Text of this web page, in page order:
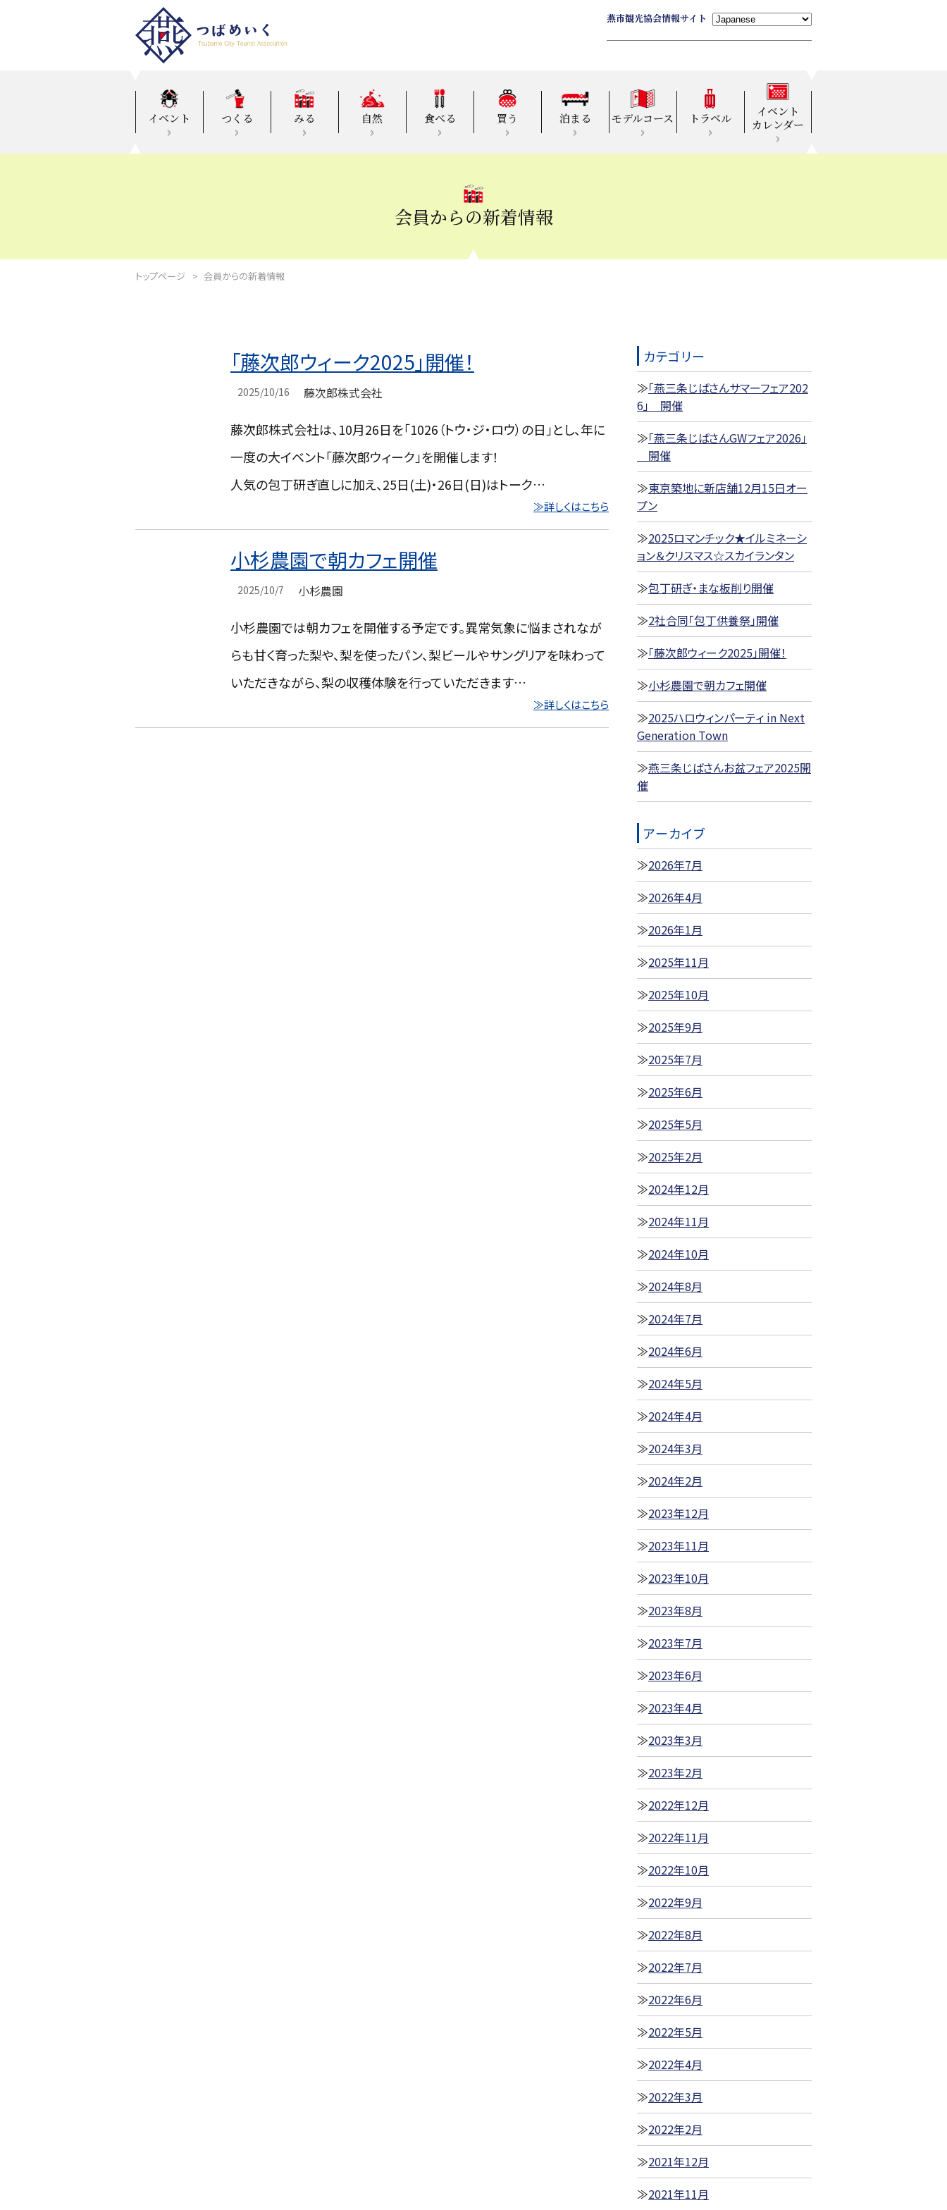
燕市観光協会情報サイト
イベント つくる みる 自然 食べる 買う 泊まる モデルコース トラベル
イベント
カレンダー
会員からの新着情報
トップページ 会員からの新着情報
「藤次郎ウィーク2025」開催！
2025/10/16 藤次郎株式会社
藤次郎株式会社は、10月26日を「1026（トウ・ジ・ロウ）の日」とし、年に
一度の大イベント「藤次郎ウィーク」を開催します！
人気の包丁研ぎ直しに加え、25日(土)・26日(日)はトーク…
≫詳しくはこちら
小杉農園で朝カフェ開催
2025/10/7 小杉農園
小杉農園では朝カフェを開催する予定です。異常気象に悩まされなが
らも甘く育った梨や、梨を使ったパン、梨ビールやサングリアを味わって
いただきながら、梨の収穫体験を行っていただきます…
≫詳しくはこちら
カテゴリー
「燕三条じばさんサマーフェア202
6」 開催
「燕三条じばさんGWフェア2026」
開催
東京築地に新店舗12月15日オー
プン
2025ロマンチック★イルミネーシ
ョン＆クリスマス☆スカイランタン
包丁研ぎ・まな板削り開催
2社合同「包丁供養祭」開催
「藤次郎ウィーク2025」開催！
小杉農園で朝カフェ開催
2025ハロウィンパーティ in Next
Generation Town
燕三条じばさんお盆フェア2025開
催
アーカイブ
2026年7月
2026年4月
2026年1月
2025年11月
2025年10月
2025年9月
2025年7月
2025年6月
2025年5月
2025年2月
2024年12月
2024年11月
2024年10月
2024年8月
2024年7月
2024年6月
2024年5月
2024年4月
2024年3月
2024年2月
2023年12月
2023年11月
2023年10月
2023年8月
2023年7月
2023年6月
2023年4月
2023年3月
2023年2月
2022年12月
2022年11月
2022年10月
2022年9月
2022年8月
2022年7月
2022年6月
2022年5月
2022年4月
2022年3月
2022年2月
2021年12月
2021年11月